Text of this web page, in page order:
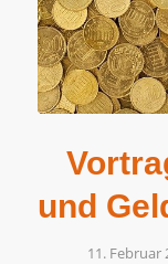
und
11. Februar